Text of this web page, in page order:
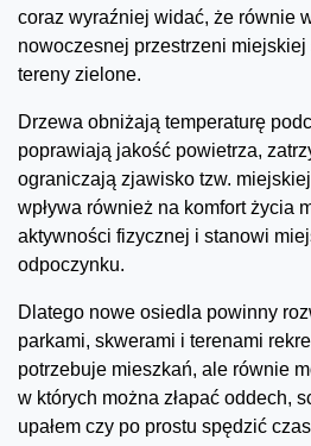
coraz wyraźniej widać, że równie
nowoczesnej przestrzeni miejskiej
tereny zielone.
Drzewa obniżają temperaturę
poprawiają jakość powietrza,
ograniczają zjawisko tzw.
wpływa również na komfort życia
aktywności fizycznej i stanowi
odpoczynku.
Dlatego nowe osiedla powinny
parkami, skwerami i terenami
potrzebuje mieszkań, ale równie
w których można złapać oddech,
upałem czy po prostu spędzić